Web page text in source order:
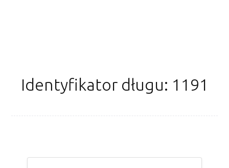
Identyfikator długu: 1191